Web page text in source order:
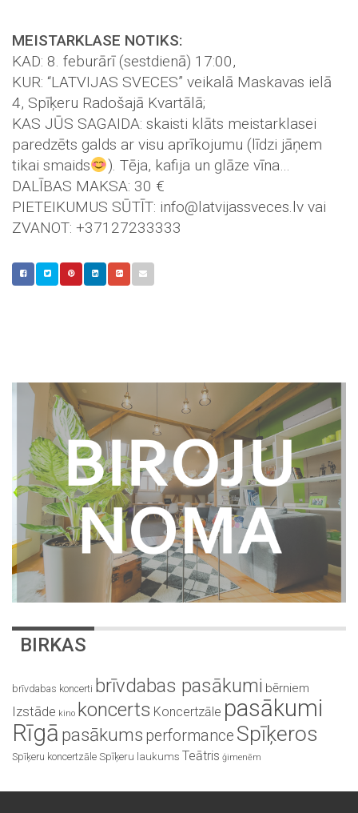
MEISTARKLASE NOTIKS:
KAD: 8. feburārī (sestdienā) 17:00,
KUR: “LATVIJAS SVECES” veikalā Maskavas ielā
4, Spīķeru Radošajā Kvartālā;
KAS JŪS SAGAIDA: skaisti klāts meistarklasei
paredzēts galds ar visu aprīkojumu (līdzi jāņem
tikai smaids
). Tēja, kafija un glāze vīna…
DALĪBAS MAKSA: 30 €
PIETEIKUMUS SŪTĪT: info@latvijassveces.lv vai
ZVANOT: +37127233333
BIRKAS
brīvdabas koncerti brīvdabas pasākumi bērniem
Izstāde kino koncerts Koncertzāle pasākumi
Rīgā pasākums performance Spīķeros
Spīķeru koncertzāle Spīķeru laukums Teātris ģimenēm